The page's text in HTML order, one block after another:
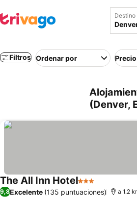
Destino
Filtros Ordenar por Precio
(Denver,
The All Inn Hotel3 Estrellas
9,8Excelente (135 puntuaciones) a 1.2